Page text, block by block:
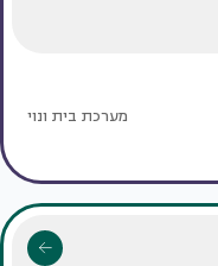
מערכת בית ונוי